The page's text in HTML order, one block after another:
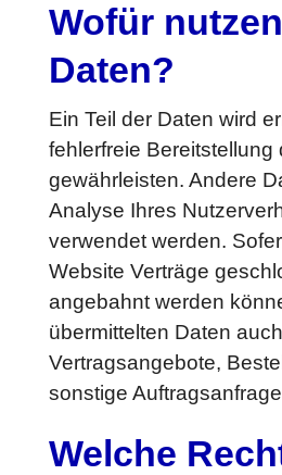
Wofür
Daten?
Ein Teil der Daten wird
fehlerfreie Bereitstellung
gewährleisten. Andere
Analyse Ihres
verwendet werden.
Website Verträge
angebahnt werden
übermittelten Daten
Vertragsangebote,
sonstige
Welche